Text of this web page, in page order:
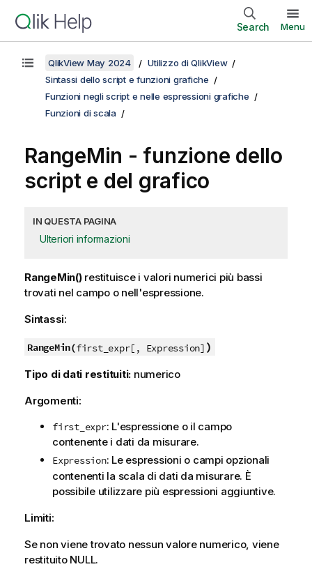
Search Menu
QlikView May 2024
Utilizzo di QlikView
Sintassi dello script e funzioni grafiche
Funzioni negli script e nelle espressioni grafiche
Funzioni di scala
RangeMin - funzione dello
script e del grafico
IN QUESTA PAGINA
Ulteriori informazioni
RangeMin()restituisce i valori numerici più bassi
trovati nel campo o nell'espressione.
Sintassi:
RangeMin(first_expr[, Expression] )
Tipo di dati restituiti: numerico
Argomenti:
first_expr: L'espressione o il campo
contenente i dati da misurare.
Expression: Le espressioni o campi opzionali
contenenti la scala di dati da misurare. È
possibile utilizzare più espressioni aggiuntive.
Limiti:
Se non viene trovato nessun valore numerico, viene
restituito NULL.